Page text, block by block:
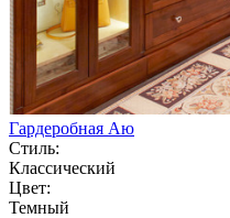
Гардеробная Аю
Стиль:
Классический
Цвет:
Темный